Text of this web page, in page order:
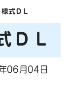
式ＤＬ
ＤＬ
06月04日